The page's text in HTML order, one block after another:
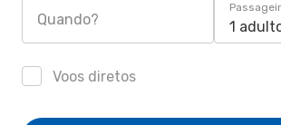
Quando? 1
Voos diretos